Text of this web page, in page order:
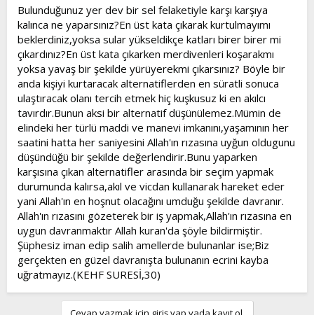
l
a
t
a
n
a
i
h
i
Bulunduğunuz yer dev bir sel felaketiyle karşı karşıya
kalınca ne yaparsınız?En üst kata çıkarak kurtulmayımı
beklerdiniz,yoksa sular yükseldikçe katları birer birer mi
çıkardınız?En üst kata çıkarken merdivenleri koşarakmı
yoksa yavaş bir şekilde yürüyerekmi çıkarsınız? Böyle bir
anda kişiyi kurtaracak alternatiflerden en süratli sonuca
ulaştıracak olanı tercih etmek hiç kuşkusuz ki en akılcı
tavırdır.Bunun aksi bir alternatif düşünülemez.Mümin de
elindeki her türlü maddi ve manevi imkanını,yaşamının her
saatini hatta her saniyesini Allah'ın rızasına uyğun oldugunu
düşündüğü bir şekilde değerlendirir.Bunu yaparken
karşısına çıkan alternatifler arasında bir seçim yapmak
durumunda kalırsa,akıl ve vicdan kullanarak hareket eder
yani Allah'ın en hoşnut olacağını umduğu şekilde davranır.
Allah'ın rızasını gözeterek bir iş yapmak,Allah'ın rızasına en
uygun davranmaktır Allah kuran'da şöyle bildirmiştir.
Şüphesiz iman edip salih amellerde bulunanlar ise;Biz
gerçekten en güzel davranışta bulunanın ecrini kayba
uğratmayız.(KEHF SURESİ,30)